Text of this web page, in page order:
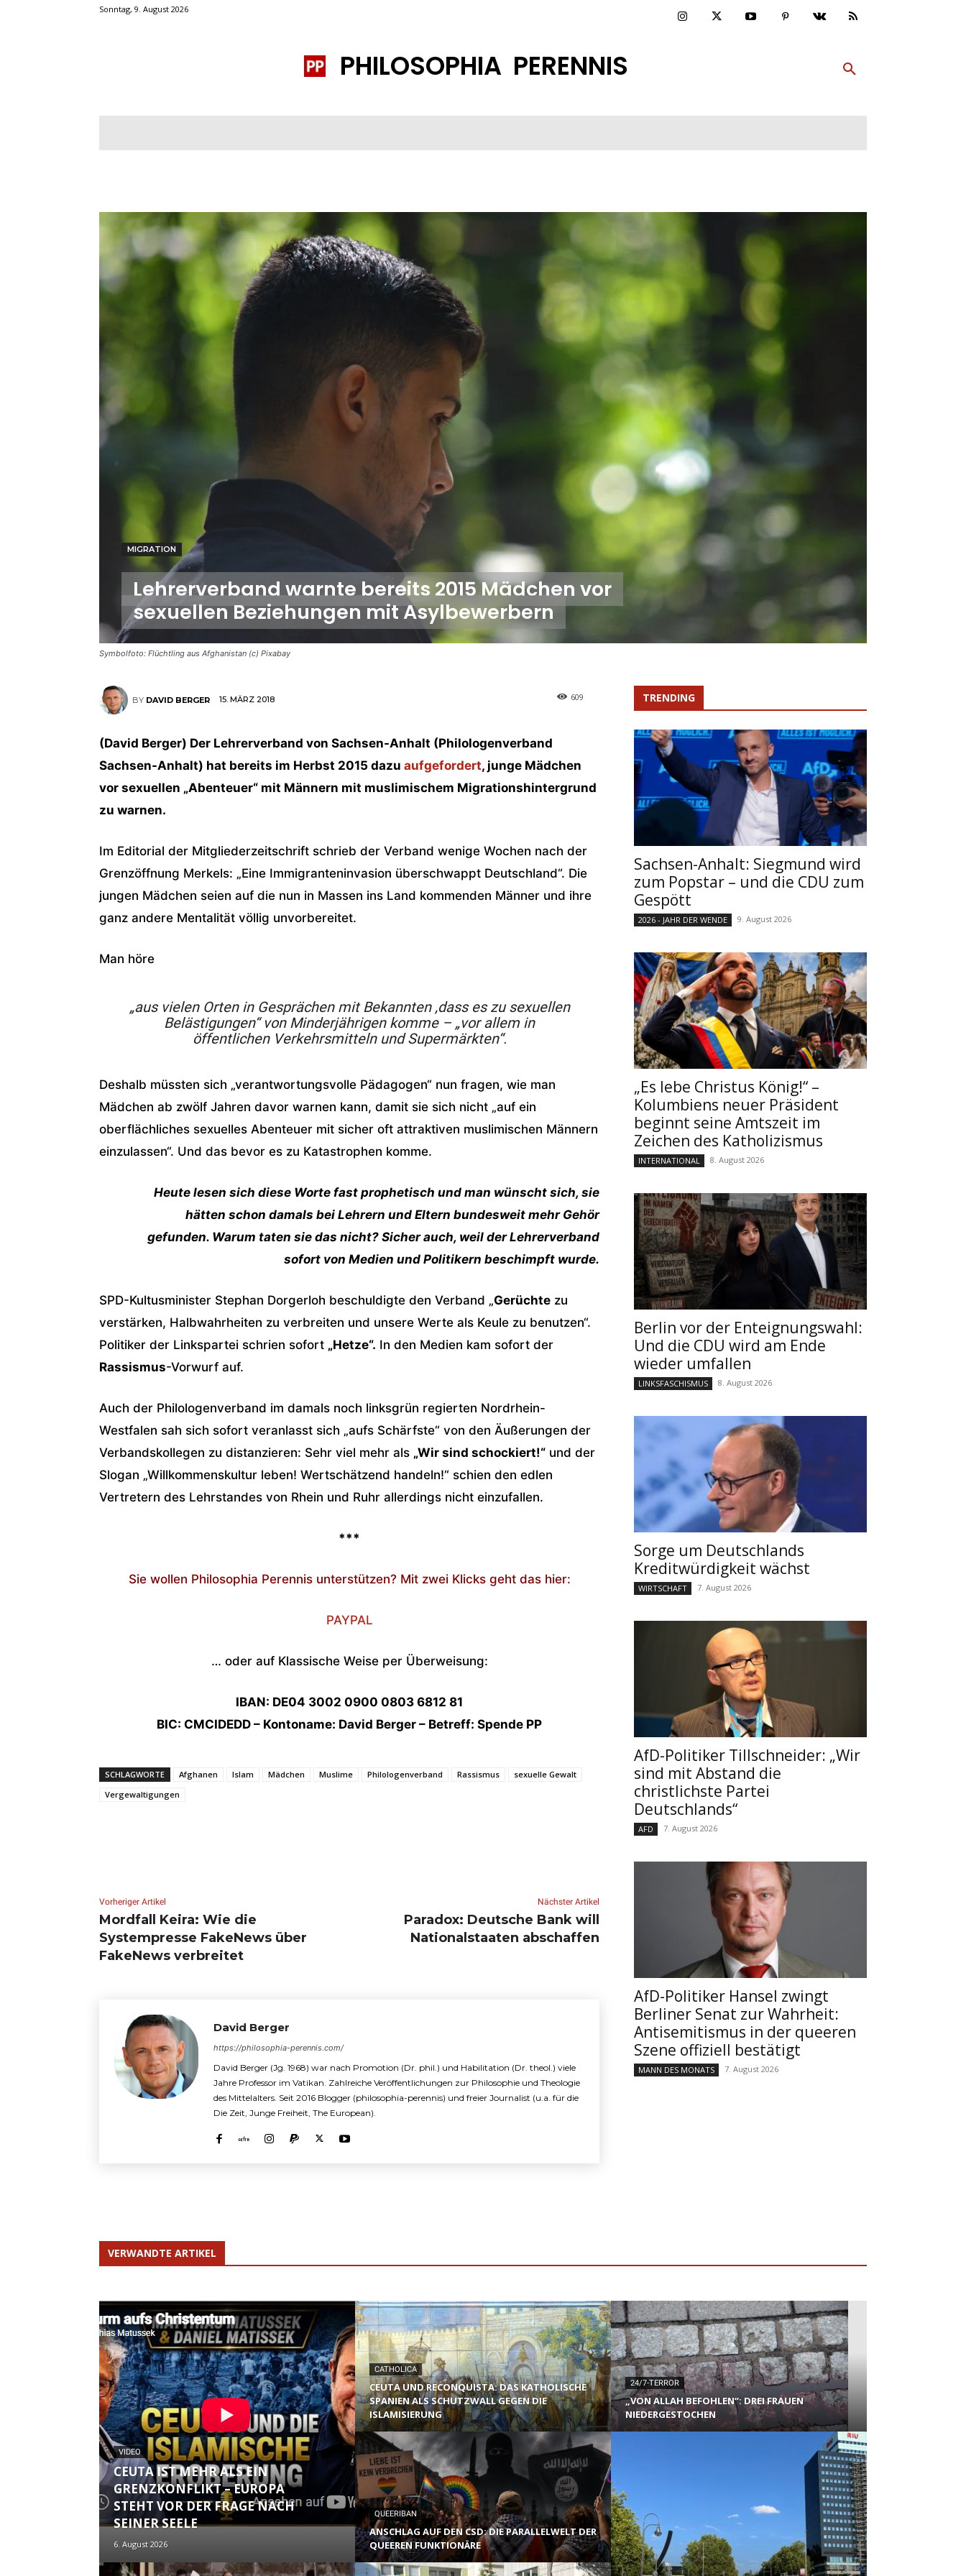
Sonntag, 9. August 2026
PHILOSOPHIA PERENNIS
Symbolfoto: Flüchtling aus Afghanistan (c) Pixabay
MIGRATION
Lehrerverband warnte bereits 2015 Mädchen vor
sexuellen Beziehungen mit Asylbewerbern
BY DAVID BERGER 15. MÄRZ 2018 609
(David Berger) Der Lehrerverband von Sachsen-Anhalt (Philologenverband
Sachsen-Anhalt) hat bereits im Herbst 2015 dazu aufgefordert, junge Mädchen
vor sexuellen „Abenteuer“ mit Männern mit muslimischem Migrationshintergrund
zu warnen.
Im Editorial der Mitgliederzeitschrift schrieb der Verband wenige Wochen nach der
Grenzöffnung Merkels: „Eine Immigranteninvasion überschwappt Deutschland“. Die
jungen Mädchen seien auf die nun in Massen ins Land kommenden Männer und ihre
ganz andere Mentalität völlig unvorbereitet.
Man höre
„aus vielen Orten in Gesprächen mit Bekannten ,dass es zu sexuellen
Belästigungen“ von Minderjährigen komme – „vor allem in
öffentlichen Verkehrsmitteln und Supermärkten“.
Deshalb müssten sich „verantwortungsvolle Pädagogen“ nun fragen, wie man
Mädchen ab zwölf Jahren davor warnen kann, damit sie sich nicht „auf ein
oberflächliches sexuelles Abenteuer mit sicher oft attraktiven muslimischen Männern
einzulassen“. Und das bevor es zu Katastrophen komme.
Heute lesen sich diese Worte fast prophetisch und man wünscht sich, sie
hätten schon damals bei Lehrern und Eltern bundesweit mehr Gehör
gefunden. Warum taten sie das nicht? Sicher auch, weil der Lehrerverband
sofort von Medien und Politikern beschimpft wurde.
SPD-Kultusminister Stephan Dorgerloh beschuldigte den Verband „Gerüchte zu
verstärken, Halbwahrheiten zu verbreiten und unsere Werte als Keule zu benutzen“.
Politiker der Linkspartei schrien sofort „Hetze“. In den Medien kam sofort der
Rassismus-Vorwurf auf.
Auch der Philologenverband im damals noch linksgrün regierten Nordrhein-
Westfalen sah sich sofort veranlasst sich „aufs Schärfste“ von den Äußerungen der
Verbandskollegen zu distanzieren: Sehr viel mehr als „Wir sind schockiert!“ und der
Slogan „Willkommenskultur leben! Wertschätzend handeln!“ schien den edlen
Vertretern des Lehrstandes von Rhein und Ruhr allerdings nicht einzufallen.
***
Sie wollen Philosophia Perennis unterstützen? Mit zwei Klicks geht das hier:
PAYPAL
… oder auf Klassische Weise per Überweisung:
IBAN: DE04 3002 0900 0803 6812 81
BIC: CMCIDEDD – Kontoname: David Berger – Betreff: Spende PP
SCHLAGWORTE Afghanen Islam Mädchen Muslime Philologenverband Rassismus
sexuelle Gewalt
Vergewaltigungen
Vorheriger Artikel
Mordfall Keira: Wie die
Systempresse FakeNews über
FakeNews verbreitet
Nächster Artikel
Paradox: Deutsche Bank will
Nationalstaaten abschaffen
David Berger
https://philosophia-perennis.com/
David Berger (Jg. 1968) war nach Promotion (Dr. phil.) und Habilitation (Dr. theol.) viele
Jahre Professor im Vatikan. Zahlreiche Veröffentlichungen zur Philosophie und Theologie
des Mittelalters. Seit 2016 Blogger (philosophia-perennis) und freier Journalist (u.a. für die
Die Zeit, Junge Freiheit, The European).
TRENDING
Sachsen-Anhalt: Siegmund wird
zum Popstar – und die CDU zum
Gespött
2026 - JAHR DER WENDE 9. August 2026
„Es lebe Christus König!“ –
Kolumbiens neuer Präsident
beginnt seine Amtszeit im
Zeichen des Katholizismus
INTERNATIONAL 8. August 2026
Berlin vor der Enteignungswahl:
Und die CDU wird am Ende
wieder umfallen
LINKSFASCHISMUS 8. August 2026
Sorge um Deutschlands
Kreditwürdigkeit wächst
WIRTSCHAFT 7. August 2026
AfD-Politiker Tillschneider: „Wir
sind mit Abstand die
christlichste Partei
Deutschlands“
AFD 7. August 2026
AfD-Politiker Hansel zwingt
Berliner Senat zur Wahrheit:
Antisemitismus in der queeren
Szene offiziell bestätigt
MANN DES MONATS 7. August 2026
VERWANDTE ARTIKEL
VIDEO
CEUTA IST MEHR ALS EIN
GRENZKONFLIKT – EUROPA
STEHT VOR DER FRAGE NACH
SEINER SEELE
6. August 2026
CATHOLICA
CEUTA UND RECONQUISTA: DAS KATHOLISCHE
SPANIEN ALS SCHUTZWALL GEGEN DIE
ISLAMISIERUNG
QUEERIBAN
ANSCHLAG AUF DEN CSD: DIE PARALLELWELT DER
QUEEREN FUNKTIONÄRE
24/7-TERROR
„VON ALLAH BEFOHLEN“: DREI FRAUEN
NIEDERGESTOCHEN